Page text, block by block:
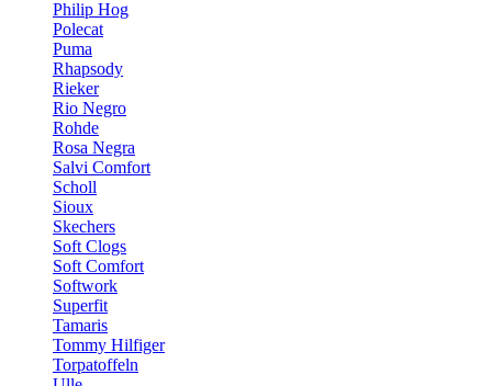
Philip Hog
Polecat
Puma
Rhapsody
Rieker
Rio Negro
Rohde
Rosa Negra
Salvi Comfort
Scholl
Sioux
Skechers
Soft Clogs
Soft Comfort
Softwork
Superfit
Tamaris
Tommy Hilfiger
Torpatoffeln